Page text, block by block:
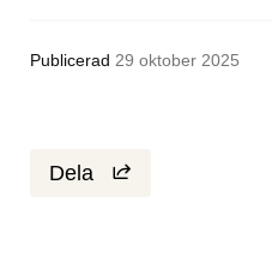
Publicerad 29 oktober 2025
Dela